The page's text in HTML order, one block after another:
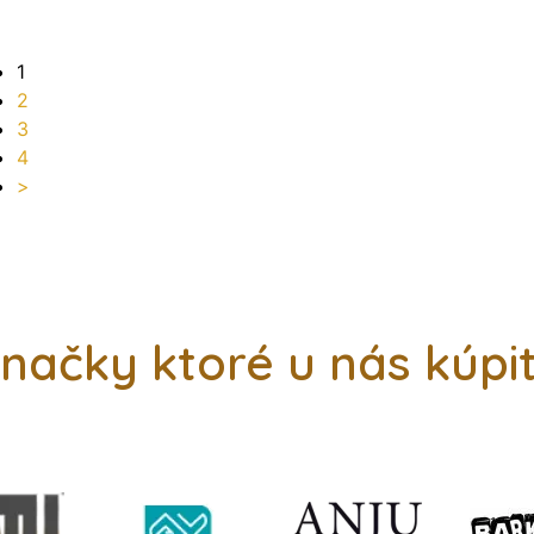
1
2
3
4
>
ktoré u nás